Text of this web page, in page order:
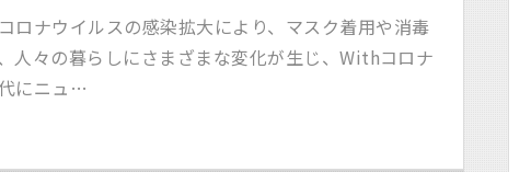
ロナウイルスの感染拡大により、マスク着用や消毒
人々の暮らしにさまざまな変化が生じ、Withコロナ
にニュ…